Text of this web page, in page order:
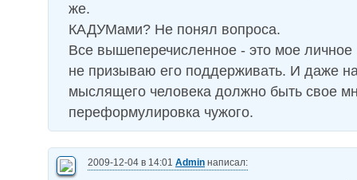
же.
КАДУМами? Не понял вопроса.
Все вышеперечисленное - это мое личное
не призываю его поддерживать. И даже
мыслящего человека должно быть свое
переформулировка чужого.
2009-12-04 в 14:01 Admin написал: